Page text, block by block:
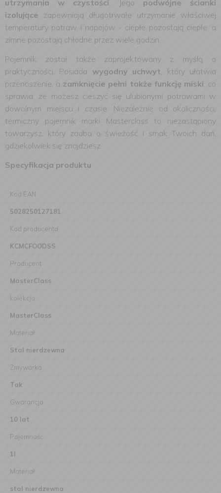
utrzymania w czystości. Jego podwójne ścianki
izolujące zapewniają długotrwałe utrzymanie właściwej
temperatury potraw i napojów - ciepłe pozostają ciepłe, a
zimne pozostają chłodne przez wiele godzin.
Pojemnik został także zaprojektowany z myślą o
praktyczności. Posiada wygodny uchwyt, który ułatwia
przenoszenie, a zamknięcie pełni także funkcję miski, co
sprawia, że możesz cieszyć się ulubionymi potrawami w
dowolnym miejscu i czasie. Niezależnie od okoliczności,
termiczny pojemnik marki Masterclass to niezastąpiony
towarzysz, który zadba o świeżość i smak Twoich dań,
gdziekolwiek się znajdziesz.
Specyfikacja produktu
Kod EAN
5028250127181
Kod producenta
KCMCFOODSS
Producent
MasterClass
kolekcja
MasterClass
Materiał
Stal nierdzewna
Zmywarka
Tak
Gwarancja
10 lat
Pojemność
1l
Materiał
stal nierdzewna